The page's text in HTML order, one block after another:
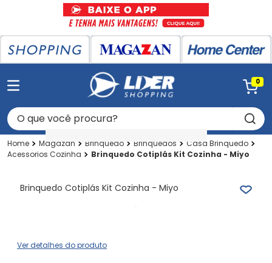
0
O que você procura?
Magazan Brinquedo Brinquedos
Casa Brinquedo
Acessorios Cozinha
Brinquedo Cotiplás Kit Cozinha - Miyo
Brinquedo Cotiplás Kit Cozinha - Miyo
Ver detalhes do produto